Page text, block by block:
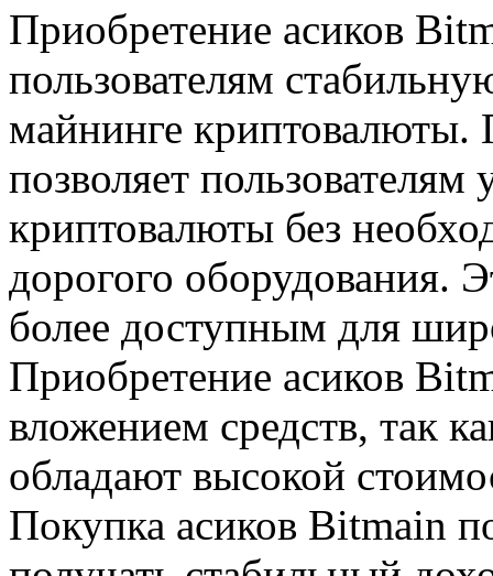
Приобретение асиков
пользователям
майнинге криптовалюты.
позволяет пользователям
криптовалюты без
дорогого оборудования.
более доступным для
Приобретение асиков
вложением средств, так
обладают высокой
Покупка асиков Bitmain